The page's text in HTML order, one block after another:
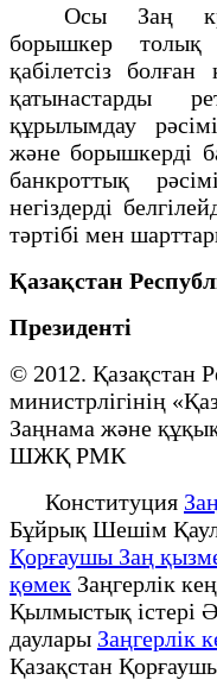
Осы Заң
борышкер толық
қабілетсіз
қатынастарды
құрылымдау
және борышкерді
банкроттық
негіздерді
тәртібі мен
Қазақстан
Президенті
© 2012. Қазақстан
министрлігінің
Заңнама және
ШЖҚ РМК
Конституция
Бұйрық Шешім
Қорғаушы Заң
қөмек Заңгерлік
Қылмыстық істері
даулары Заңгерлік
Қазақстан